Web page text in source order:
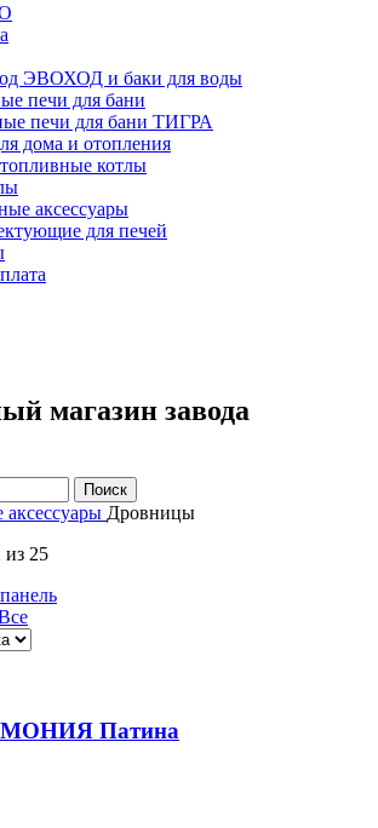
ЭВОХОД и баки для воды
печи для бани
печи для бани ТИГРА
дома и отопления
котлы
аксессуары
для печей
магазин завода
Поиск
Дровницы
25
Патина